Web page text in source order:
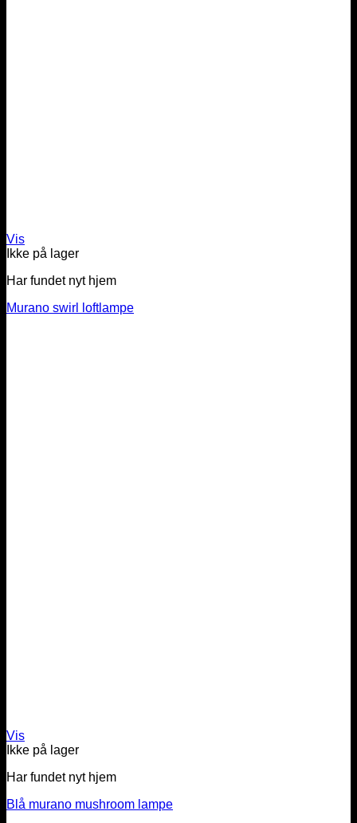
Vis
Ikke på lager
Har fundet nyt hjem
Murano swirl loftlampe
Vis
Ikke på lager
Har fundet nyt hjem
Blå murano mushroom lampe